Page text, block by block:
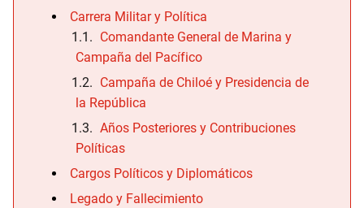
Carrera Militar y Política
Comandante General de Marina y
Campaña del Pacífico
Campaña de Chiloé y Presidencia de
la República
Años Posteriores y Contribuciones
Políticas
Cargos Políticos y Diplomáticos
Legado y Fallecimiento